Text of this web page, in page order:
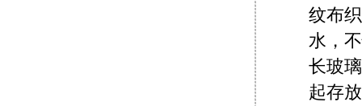
纹布
水，
长玻
起存